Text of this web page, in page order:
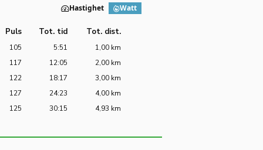
Hastighet Watt
Puls Tot. tid Tot. dist.
105 5:51
1,00 km
117 12:05
2,00 km
122 18:17
3,00 km
127 24:23
4,00 km
125 30:15 4,93 km